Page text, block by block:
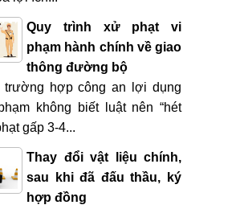
Quy trình xử phạt vi
phạm hành chính về giao
thông đường bộ
trường hợp công an lợi dụng
không biết luật nên “hét
gấp 3-4...
Thay đổi vật liệu chính,
sau khi đã đấu thầu, ký
hợp đồng